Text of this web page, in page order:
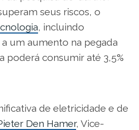
seus riscos, o
, incluindo
um aumento na pegada
poderá consumir até 3,5%
de eletricidade e de
Den Hamer, Vice-